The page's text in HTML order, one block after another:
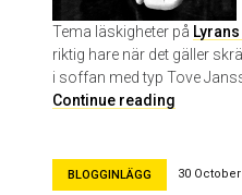
n
K
h
e
Tema läskigheter på
riktig hare när det gäller
i soffan med typ Tove
Continue reading
a
BLOGGINLÄGG 30 October